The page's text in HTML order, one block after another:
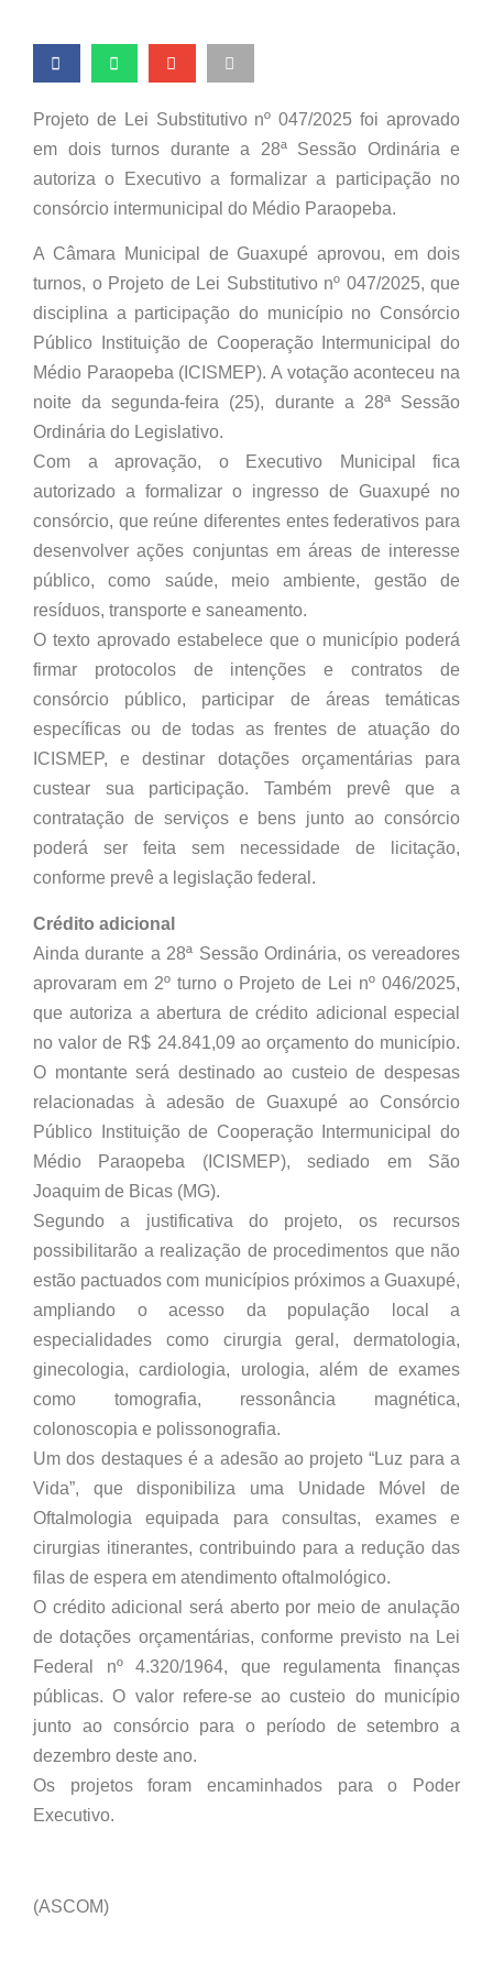
Projeto de Lei Substitutivo nº 047/2025 foi aprovado
em dois turnos durante a 28ª Sessão Ordinária e
autoriza o Executivo a formalizar a participação no
consórcio intermunicipal do Médio Paraopeba.
A Câmara Municipal de Guaxupé aprovou, em dois
turnos, o Projeto de Lei Substitutivo nº 047/2025, que
disciplina a participação do município no Consórcio
Público Instituição de Cooperação Intermunicipal do
Médio Paraopeba (ICISMEP). A votação aconteceu na
noite da segunda-feira (25), durante a 28ª Sessão
Ordinária do Legislativo.
Com a aprovação, o Executivo Municipal fica
autorizado a formalizar o ingresso de Guaxupé no
consórcio, que reúne diferentes entes federativos para
desenvolver ações conjuntas em áreas de interesse
público, como saúde, meio ambiente, gestão de
resíduos, transporte e saneamento.
O texto aprovado estabelece que o município poderá
firmar protocolos de intenções e contratos de
consórcio público, participar de áreas temáticas
específicas ou de todas as frentes de atuação do
ICISMEP, e destinar dotações orçamentárias para
custear sua participação. Também prevê que a
contratação de serviços e bens junto ao consórcio
poderá ser feita sem necessidade de licitação,
conforme prevê a legislação federal.
Crédito adicional
Ainda durante a 28ª Sessão Ordinária, os vereadores
aprovaram em 2º turno o Projeto de Lei nº 046/2025,
que autoriza a abertura de crédito adicional especial
no valor de R$ 24.841,09 ao orçamento do município.
O montante será destinado ao custeio de despesas
relacionadas à adesão de Guaxupé ao Consórcio
Público Instituição de Cooperação Intermunicipal do
Médio Paraopeba (ICISMEP), sediado em São
Joaquim de Bicas (MG).
Segundo a justificativa do projeto, os recursos
possibilitarão a realização de procedimentos que não
estão pactuados com municípios próximos a Guaxupé,
ampliando o acesso da população local a
especialidades como cirurgia geral, dermatologia,
ginecologia, cardiologia, urologia, além de exames
como tomografia, ressonância magnética,
colonoscopia e polissonografia.
Um dos destaques é a adesão ao projeto “Luz para a
Vida”, que disponibiliza uma Unidade Móvel de
Oftalmologia equipada para consultas, exames e
cirurgias itinerantes, contribuindo para a redução das
filas de espera em atendimento oftalmológico.
O crédito adicional será aberto por meio de anulação
de dotações orçamentárias, conforme previsto na Lei
Federal nº 4.320/1964, que regulamenta finanças
públicas. O valor refere-se ao custeio do município
junto ao consórcio para o período de setembro a
dezembro deste ano.
Os projetos foram encaminhados para o Poder
Executivo.
(ASCOM)